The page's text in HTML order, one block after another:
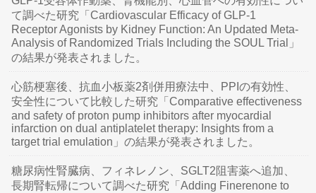
て調べた研究「Cardiovascular Efficacy of GLP-1
Receptor Agonists by Kidney Function: An Updated Meta-
Analysis of Randomized Trials Including the SOUL Trial」
の結果が発表されました。
心筋梗塞後、抗血小板薬2剤併用療法中、PPIの有効性、
安全性について比較した研究「Comparative effectiveness
and safety of proton pump inhibitors after myocardial
infarction on dual antiplatelet therapy: Insights from a
target trial emulation」の結果が発表されました。
糖尿病性腎臓病、フィネレノン、SGLT2阻害薬へ追加、
長期腎転帰について調べた研究「Adding Finerenone to